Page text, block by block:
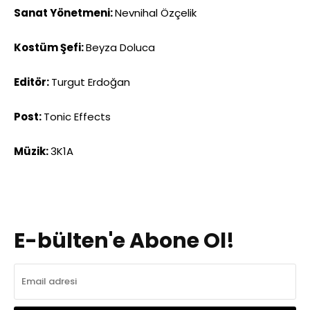
Sanat Yönetmeni:Nevnihal Özçelik
Kostüm Şefi:Beyza Doluca
Editör:Turgut Erdoğan
Post:Tonic Effects
Müzik:3K1A
E-bülten'e Abone Ol!